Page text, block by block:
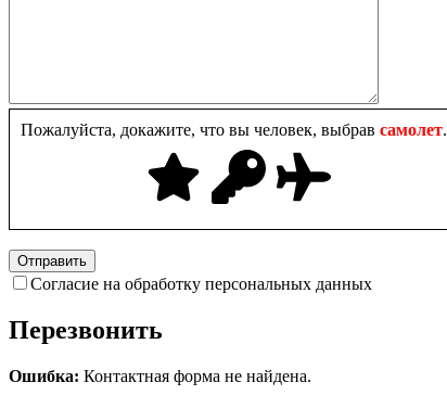
Пожалуйста, докажите, что вы человек, выбрав самолет.
Согласие на обработку персональных данных
Перезвонить
Ошибка: Контактная форма не найдена.